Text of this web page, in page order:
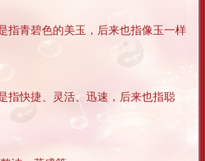
指青碧色的美玉，后来也指像玉一样
指快捷、灵活、迅速，后来也指聪